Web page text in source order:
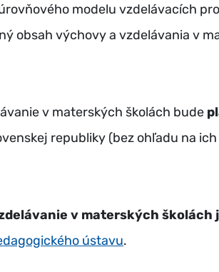
modelu vzdelávacích
obsah výchovy a vzdelávania v
v materských školách bude
republiky (bez ohľadu na
v materských školách
ústavu.